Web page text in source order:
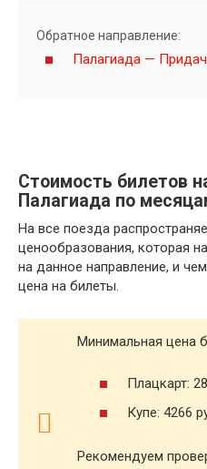
Обратное направление:
Палагиада —
Стоимость билетов
Палагиада по
На все поезда
ценообразования, которая
на данное направление, и
цена на билеты.
Минимальная цена
Плацкарт:
Купе: 4266
Рекомендуем